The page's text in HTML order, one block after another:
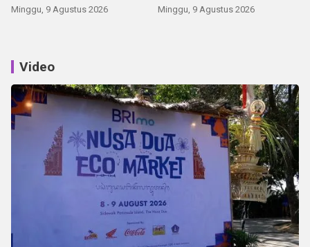
Minggu, 9 Agustus 2026 Minggu, 9 Agustus 2026
Video